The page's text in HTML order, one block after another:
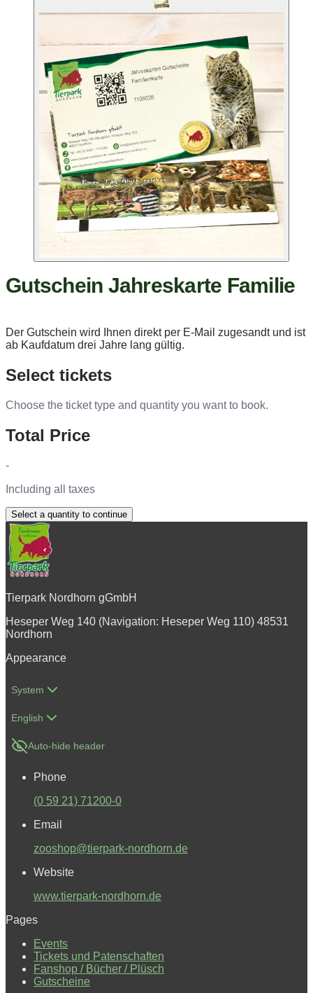
Gutschein Jahreskarte Familie
Der Gutschein wird Ihnen direkt per E-Mail zugesandt und ist
ab Kaufdatum drei Jahre lang gültig.
Select tickets
Choose the ticket type and quantity you want to book.
Total Price
-
Including all taxes
Select a quantity to continue
Tierpark Nordhorn gGmbH
Heseper Weg 140 (Navigation: Heseper Weg 110) 48531
Nordhorn
Appearance
System
English
Auto-hide header
Phone
(0 59 21) 71200-0
Email
zooshop@tierpark-nordhorn.de
Website
www.tierpark-nordhorn.de
Pages
Events
Tickets und Patenschaften
Fanshop / Bücher / Plüsch
Gutscheine